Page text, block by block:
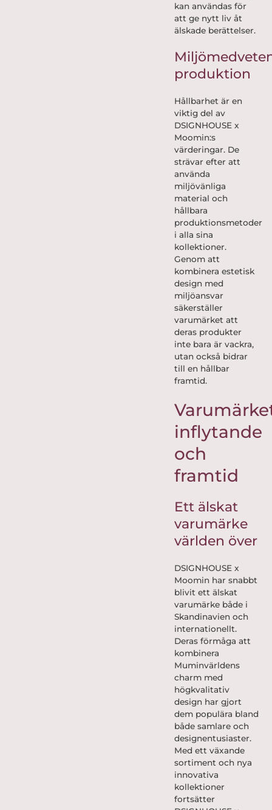
kan användas för
att ge nytt liv åt
älskade berättelser.
produktion
Hållbarhet är en
viktig del av
DSIGNHOUSE x
Moomin:s
värderingar. De
strävar efter att
använda
miljövänliga
material och
hållbara
produktionsmetoder
i alla sina
kollektioner.
Genom att
kombinera estetisk
design med
miljöansvar
säkerställer
varumärket att
deras produkter
inte bara är vackra,
utan också bidrar
till en hållbar
framtid.
inflytande
och
framtid
Ett älskat
varumärke
världen över
DSIGNHOUSE x
Moomin har snabbt
blivit ett älskat
varumärke både i
Skandinavien och
internationellt.
Deras förmåga att
kombinera
Muminvärldens
charm med
högkvalitativ
design har gjort
dem populära bland
både samlare och
designentusiaster.
Med ett växande
sortiment och nya
innovativa
kollektioner
fortsätter